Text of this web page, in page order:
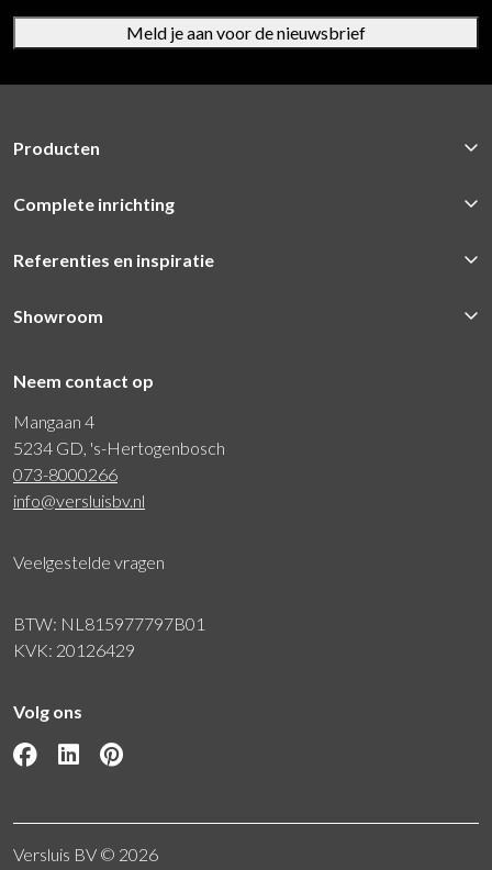
Meld je aan voor de nieuwsbrief
Producten
Complete inrichting
Referenties en inspiratie
Showroom
Neem contact op
Mangaan 4
5234 GD, 's-Hertogenbosch
073-8000266
info@versluisbv.nl
Veelgestelde vragen
BTW: NL815977797B01
KVK: 20126429
Volg ons
Versluis BV © 2026